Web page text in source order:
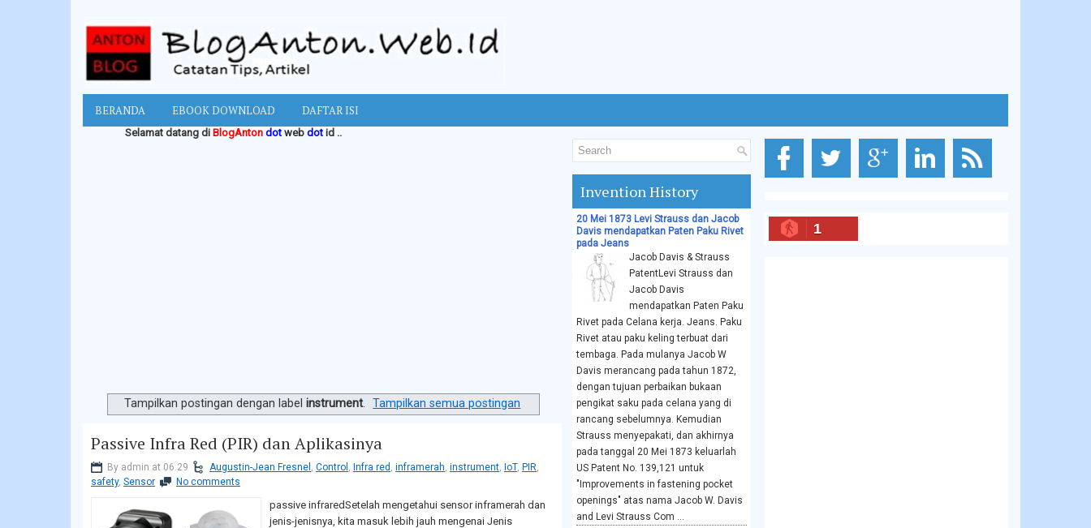
BERANDA EBOOK DOWNLOAD DAFTAR ISI
Selamat datang diBlogAnton dotwebdotid ..
Tampilkan postingan dengan label instrument. Tampilkan semua postingan
Passive Infra Red (PIR) dan Aplikasinya
By admin at 06.29 Augustin-Jean Fresnel Control Infra red inframerah instrument IoT, PIR
safety, Sensor No comments
passive infraredSetelah mengetahui sensor inframerah dan
jenis-jenisnya, kita masuk lebih jauh mengenai Jenis
Invention History
20 Mei 1873 Levi Strauss dan Jacob
Davis mendapatkan Paten Paku Rivet
pada Jeans
Jacob Davis & Strauss
PatentLevi Strauss dan
Jacob Davis
mendapatkan Paten Paku
Rivet pada Celana kerja. Jeans. Paku
Rivet atau paku keling terbuat dari
tembaga. Pada mulanya Jacob W
Davis merancang pada tahun 1872,
dengan tujuan perbaikan bukaan
pengikat saku pada celana yang di
rancang sebelumnya. Kemudian
Strauss menyepakati, dan akhirnya
pada tanggal 20 Mei 1873 keluarlah
US Patent No. 139,121 untuk
"Improvements in fastening pocket
openings" atas nama Jacob W. Davis
and Levi Strauss Com ...
1